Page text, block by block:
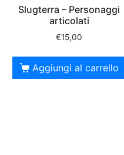
Slugterra – Personaggi
articolati
€15,00
Aggiungi al carrello